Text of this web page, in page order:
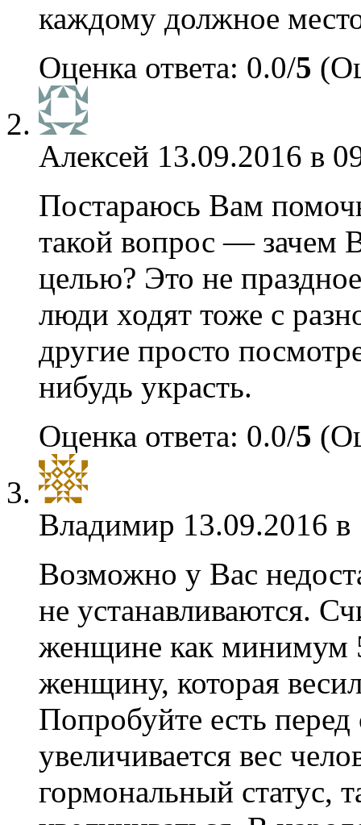
каждому должное
Оценка ответа: 0.0/5
Алексей 13.09.2016 в
Постараюсь Вам
такой вопрос — зачем
целью? Это не
люди ходят тоже с
другие просто
нибудь украсть.
Оценка ответа: 0.0/5
Владимир 13.09.2016
Возможно у Вас
не устанавливаются.
женщине как минимум
женщину, которая
Попробуйте есть
увеличивается вес
гормональный статус,